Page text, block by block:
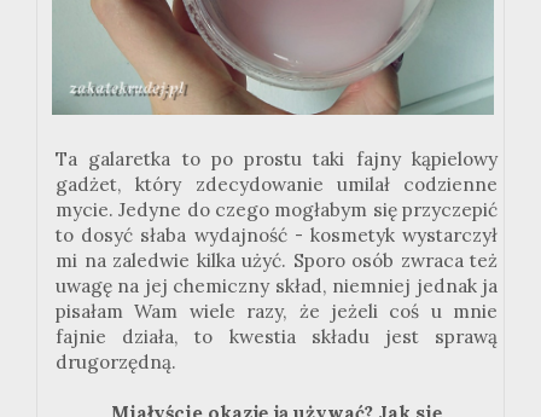
Ta galaretka to po prostu taki fajny kąpielowy
gadżet, który zdecydowanie umilał codzienne
mycie. Jedyne do czego mogłabym się przyczepić
to dosyć słaba wydajność - kosmetyk wystarczył
mi na zaledwie kilka użyć. Sporo osób zwraca też
uwagę na jej chemiczny skład, niemniej jednak ja
pisałam Wam wiele razy, że jeżeli coś u mnie
fajnie działa, to kwestia składu jest sprawą
drugorzędną.